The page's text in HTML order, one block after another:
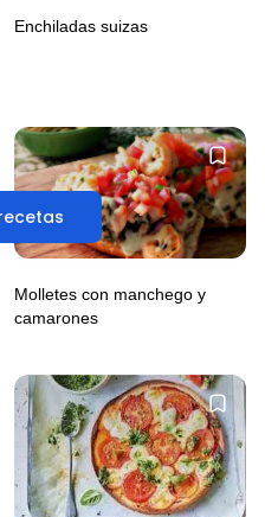
Enchiladas suizas
Molletes con manchego y
camarones